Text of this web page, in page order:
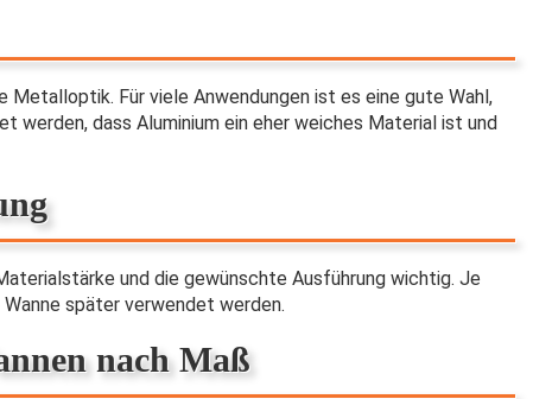
Für viele Anwendungen ist es eine gute Wahl,
dass Aluminium ein eher weiches Material ist und
und die gewünschte Ausführung wichtig. Je
später verwendet werden.
nach Maß